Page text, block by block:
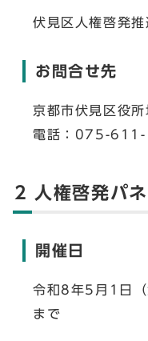
伏見区人権啓発推
お問合せ先
京都市伏見区役
電話：075-
2 人権啓発パ
開催日
令和8年5月1日（
まで